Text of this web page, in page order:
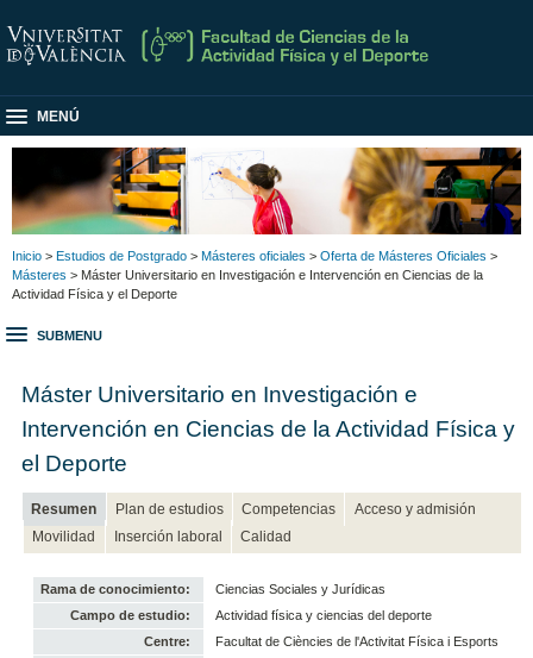
MENÚ
Inicio > Estudios de Postgrado > Másteres oficiales > Oferta de Másteres Oficiales >
Másteres > Máster Universitario en Investigación e Intervención en Ciencias de la
Actividad Física y el Deporte
SUBMENU
Máster Universitario en Investigación e
Intervención en Ciencias de la Actividad Física y
el Deporte
Resumen Plan de estudios Competencias
Acceso y admisión
Movilidad
Inserción laboral Calidad
Rama de conocimiento:
Ciencias Sociales y Jurídicas
Campo de estudio:
Actividad física y ciencias del deporte
Centre:
Facultat de Ciències de l'Activitat Física i Esports